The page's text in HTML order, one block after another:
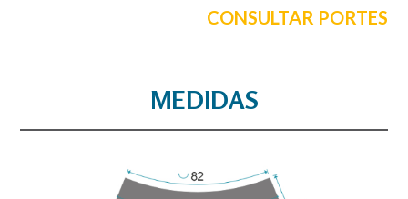
CONSULTAR PORTES
MEDIDAS